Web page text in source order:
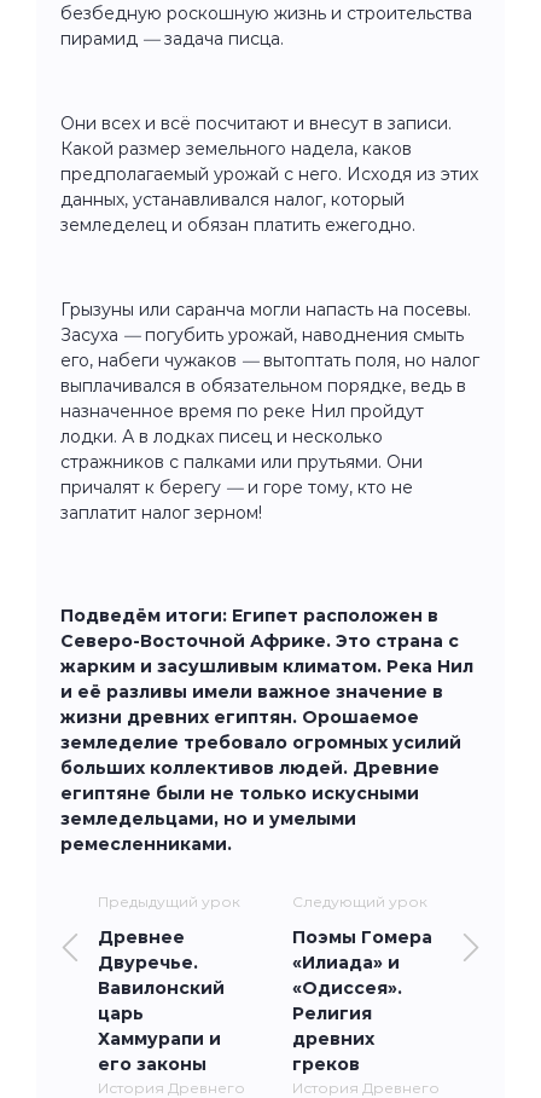
безбедную роскошную жизнь и строительства
пирамид —задача писца.
Они всех и всё посчитают и внесут в записи.
Какой размер земельного надела, каков
предполагаемый урожай с него. Исходя из этих
данных, устанавливался налог, который
земледелец и обязан платить ежегодно.
Грызуны или саранча могли напасть на посевы.
Засуха —погубить урожай, наводнения смыть
его, набеги чужаков —вытоптать поля, но налог
выплачивался в обязательном порядке, ведь в
назначенное время по реке Нил пройдут
лодки. А в лодках писец и несколько
стражников с палками или прутьями. Они
причалят к берегу —и горе тому, кто не
заплатит налог зерном!
Подведём итоги: Египет расположен в
Северо-Восточной Африке. Это страна с
жарким и засушливым климатом. Река Нил
и её разливы имели важное значение в
жизни древних египтян. Орошаемое
земледелие требовало огромных усилий
больших коллективов людей. Древние
египтяне были не только искусными
земледельцами, но и умелыми
ремесленниками.
Предыдущий урок
Древнее
Двуречье.
Вавилонский
царь
Хаммурапи и
его законы
История Древнего
Следующий урок
Поэмы Гомера
«Илиада» и
«Одиссея».
Религия
древних
греков
История Древнего